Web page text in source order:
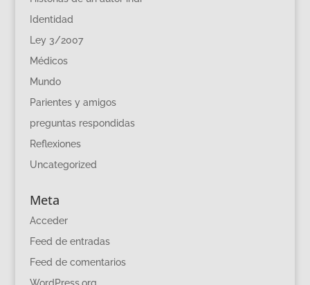
Identidad
Ley 3/2007
Médicos
Mundo
Parientes y amigos
preguntas respondidas
Reflexiones
Uncategorized
Meta
Acceder
Feed de entradas
Feed de comentarios